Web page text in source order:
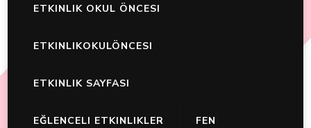
ETKINLIK OKUL ÖNCESI
ETKINLIKOKULÖNCESI
ETKINLIK SAYFASI
EĞLENCELI ETKINLIKLER FEN